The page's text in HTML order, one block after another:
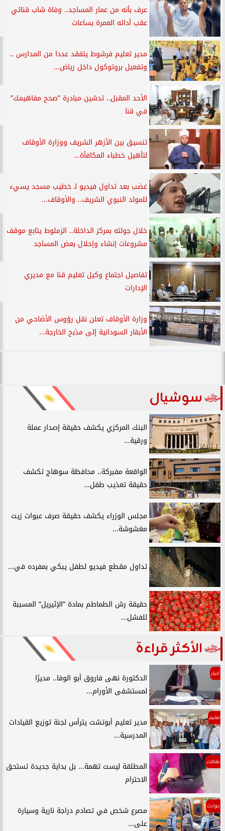
عرف بأنه من عمار المساجد.. وفاة شاب قنائي
عقب أدائه العمرة بساعات
مدير تعليم فرشوط يتفقد عددا من المدارس ..
وتفعيل بروتوكول داخل رياض...
الأحد المقبل.. تدشين مبادرة ”صحح مفاهيمك”
في قنا
تنسيق بين الأزهر الشريف ووزارة الأوقاف
لتأهيل خطباء المكافأة...
غضب بعد تداول فيديو لـ خطيب مسجد يسيء
للمولد النبوي الشريف.. والأوقاف...
خلال جولته بمركز الداخلة.. الزملوط يتابع موقف
مشروعات إنشاء وإحلال بعض المساجد
تفاصيل اجتماع وكيل تعليم قنا مع مديري
الإدارات
وزارة الأوقاف تعلن نقل رؤوس الأضاحي من
الأبقار السودانية إلى مذبح الخارجة...
سوشيال
البنك المركزي يكشف حقيقة إصدار عملة
ورقية...
الواقعة مفبركة.. محافظة سوهاج تكشف
حقيقة تعذيب طفل...
مجلس الوزراء يكشف حقيقة صرف عبوات زيت
مغشوشة...
تداول مقطع فيديو لطفل يبكي بمفرده في...
حقيقة رش الطماطم بمادة ”الإثيريل” المسببة
للفشل...
الأكثر قراءة
أخبار
الدكتورة نهى فاروق أبو الوفا.. مديرًا
لمستشفى الأورام...
تعليم
مدير تعليم أبوتشت يترأس لجنة توزيع القيادات
المدرسية...
مقالات
المطلقة ليست تهمة... بل بداية جديدة تستحق
الاحترام
حوادث
مصرع شخص في تصادم دراجة نارية وسيارة
على...